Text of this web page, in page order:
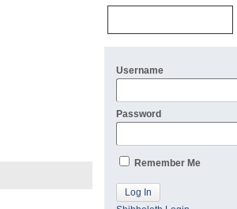
Username
Password
Remember Me